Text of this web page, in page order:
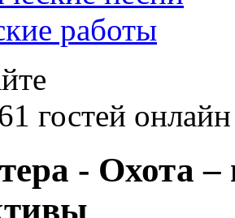
работы
гостей онлайн
- Охота –